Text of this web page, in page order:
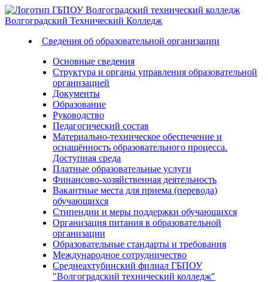
Волгоградский Технический Колледж
Сведения об образовательной организации
Основные сведения
Структура и органы управления образовательной
организацией
Документы
Образование
Руководство
Педагогический состав
Материально-техническое обеспечение и
оснащённость образовательного процесса.
Доступная среда
Платные образовательные услуги
Финансово-хозяйственная деятельность
Вакантные места для приема (перевода)
обучающихся
Стипендии и меры поддержки обучающихся
Организация питания в образовательной
организации
Образовательные стандарты и требования
Международное сотрудничество
Среднеахтубинский филиал ГБПОУ
"Волгоградский технический колледж"